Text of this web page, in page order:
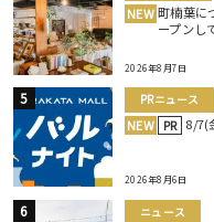
NEW 町楠葉に
ープンし
2026年8月7日
PRニュース
NEW PR 8/7(
2026年8月6日
ニュース